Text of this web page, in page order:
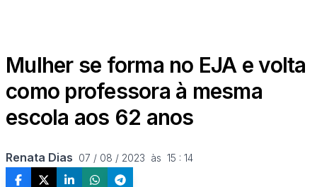
Mulher se forma no EJA e volta
como professora à mesma
escola aos 62 anos
Renata Dias 07 / 08 / 2023  às  15 : 14